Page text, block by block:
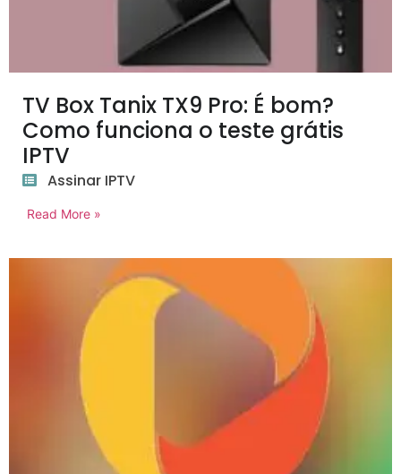
TV Box Tanix TX9 Pro: É bom?
Como funciona o teste grátis
IPTV
Assinar IPTV
Read More »